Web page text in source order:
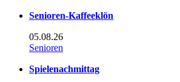
Senioren-Kaffeeklön
05.08.26
Senioren
Spielenachmittag